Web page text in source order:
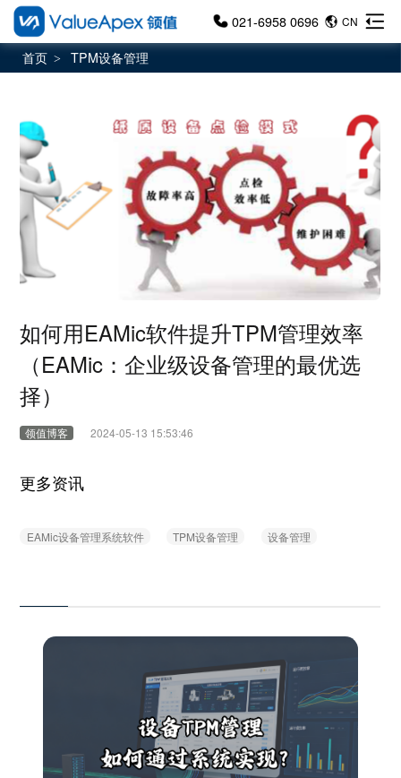
021-6958 0696 CN
首页 > TPM设备管理
如何用EAMic软件提升TPM管理效率
（EAMic：企业级设备管理的最优选
择）
领值博客 2024-05-13 15:53:46
更多资讯
EAMic设备管理系统软件 TPM设备管理 设备管理